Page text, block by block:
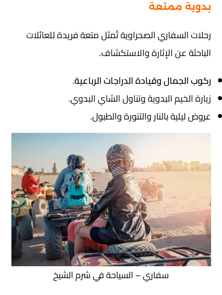
بدوية ممتعة
رحلات السفاري الصحراوية تُمثل متعة فريدة للعائلات
الباحثة عن الإثارة والاستكشاف.
ركوب الجمال وقيادة الدراجات الرباعية.
زيارة الخيم البدوية وتناول الشاي البدوي.
عروض ليلية بالنار والتنورة والطبول.
سفاري – السياحة في شرم الشيخ